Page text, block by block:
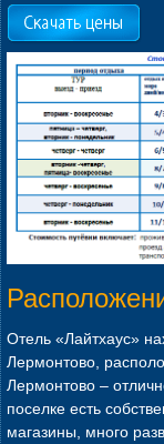
Отель «Лайтхаус»
Лермонтово,
Лермонтово –
поселке есть
магазины, много